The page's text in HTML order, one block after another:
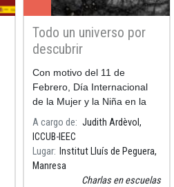
Pascua con la que se quiere
despertar vocaciones
científicas entre los más
Todo un universo por
descubrir
Con motivo del 11 de
Febrero, Día Internacional
de la Mujer y la Niña en la
Ciencia, el alumnado de 3º
de ESO del Instituto Lluís de
Peguera (Manresa) ha
participado en la charla
“Todo un universo
A cargo de
Judith Ardèvol,
ICCUB-IEEC
Lugar
Institut Lluís de Peguera,
Manresa
Charlas en escuelas